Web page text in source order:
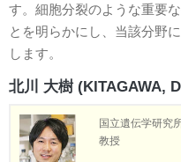
す。細胞分裂のような重要
とを明らかにし、当該分野
します。
北川 大樹 (KITAGAWA,
国立遺伝学研究
教授